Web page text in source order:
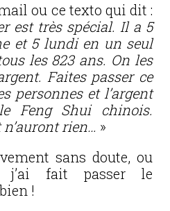
ou ce texto qui dit :
est très spécial. Il a 5
et 5 lundi en un seul
les 823 ans. On les
Faites passer ce
personnes et l’argent
Feng Shui chinois.
rien… »
sans doute, ou
j’ai fait passer le
!